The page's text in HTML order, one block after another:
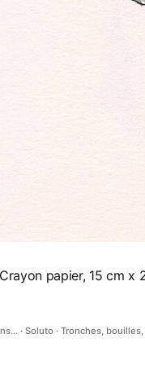
Crayon papier, 15 cm x
·Soluto ·Tronches,